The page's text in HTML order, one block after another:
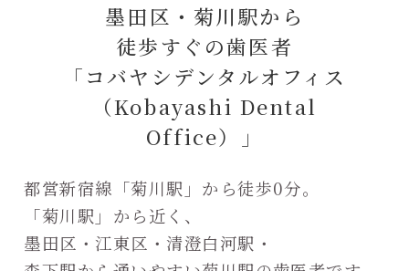
墨田区・菊川駅から
徒歩すぐの歯医者
「コバヤシデンタルオフィス
（Kobayashi Dental
Office）」
都営新宿線「菊川駅」から徒歩0分。
「菊川駅」から近く、
墨田区・江東区・清澄白河駅・